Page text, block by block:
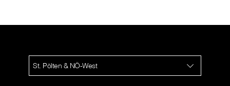
St. Pölten & NÖ-West